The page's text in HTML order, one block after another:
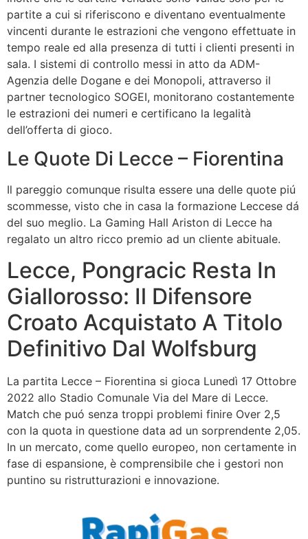
partite a cui si riferiscono e diventano eventualmente
vincenti durante le estrazioni che vengono effettuate in
tempo reale ed alla presenza di tutti i clienti presenti in
sala. I sistemi di controllo messi in atto da ADM-
Agenzia delle Dogane e dei Monopoli, attraverso il
partner tecnologico SOGEI, monitorano costantemente
le estrazioni dei numeri e certificano la legalità
dell’offerta di gioco.
Le Quote Di Lecce – Fiorentina
Il pareggio comunque risulta essere una delle quote piú
scommesse, visto che in casa la formazione Leccese dá
del suo meglio. La Gaming Hall Ariston di Lecce ha
regalato un altro ricco premio ad un cliente abituale.
Lecce, Pongracic Resta In
Giallorosso: Il Difensore
Croato Acquistato A Titolo
Definitivo Dal Wolfsburg
La partita Lecce – Fiorentina si gioca Lunedì 17 Ottobre
2022 allo Stadio Comunale Via del Mare di Lecce.
Match che puó senza troppi problemi finire Over 2,5
con la quota in questione data ad un sorprendente 2,05.
In un mercato, come quello europeo, non certamente in
fase di espansione, è comprensibile che i gestori non
puntino su ristrutturazioni e innovazione.